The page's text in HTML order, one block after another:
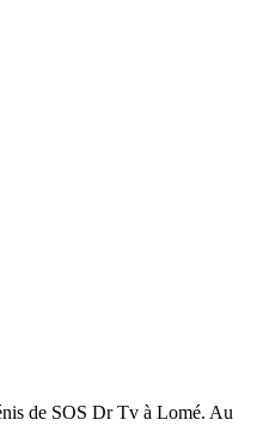
de SOS Dr Tv à Lomé. Au